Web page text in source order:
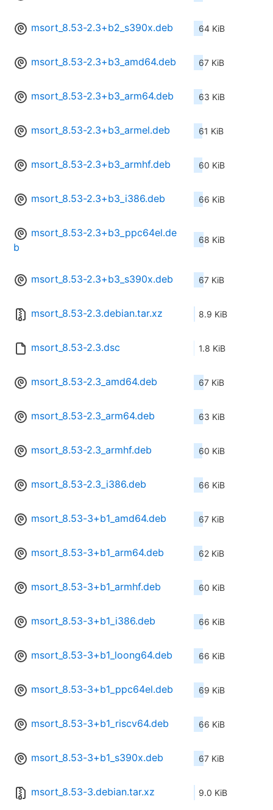
msort_8.53-2.3+b2_s390x.deb 64 KiB
msort_8.53-2.3+b3_amd64.deb 67 KiB
msort_8.53-2.3+b3_arm64.deb 63 KiB
msort_8.53-2.3+b3_armel.deb 61 KiB
msort_8.53-2.3+b3_armhf.deb 60 KiB
msort_8.53-2.3+b3_i386.deb 66 KiB
msort_8.53-2.3+b3_ppc64el.de
b
68 KiB
msort_8.53-2.3+b3_s390x.deb 67 KiB
msort_8.53-2.3.debian.tar.xz 8.9 KiB
msort_8.53-2.3.dsc 1.8 KiB
msort_8.53-2.3_amd64.deb 67 KiB
msort_8.53-2.3_arm64.deb 63 KiB
msort_8.53-2.3_armhf.deb 60 KiB
msort_8.53-2.3_i386.deb 66 KiB
msort_8.53-3+b1_amd64.deb 67 KiB
msort_8.53-3+b1_arm64.deb 62 KiB
msort_8.53-3+b1_armhf.deb 60 KiB
msort_8.53-3+b1_i386.deb 66 KiB
msort_8.53-3+b1_loong64.deb 66 KiB
msort_8.53-3+b1_ppc64el.deb 69 KiB
msort_8.53-3+b1_riscv64.deb 66 KiB
msort_8.53-3+b1_s390x.deb 67 KiB
msort_8.53-3.debian.tar.xz 9.0 KiB